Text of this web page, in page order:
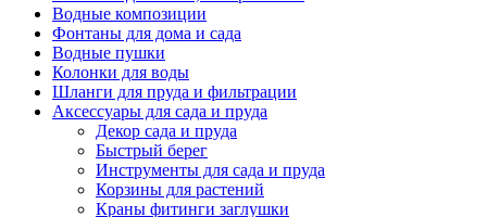
Водные композиции
Фонтаны для дома и сада
Водные пушки
Колонки для воды
Шланги для пруда и фильтрации
Аксессуары для сада и пруда
Декор сада и пруда
Быстрый берег
Инструменты для сада и пруда
Корзины для растений
Краны фитинги заглушки